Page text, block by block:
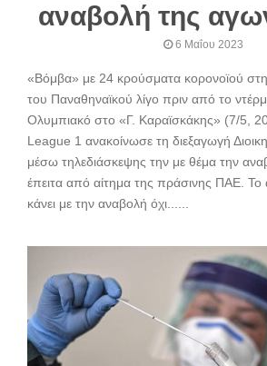
αναβολή της
6 Μαΐου 2023
«Βόμβα» με 24 κρούσματα κορονοϊού
του Παναθηναϊκού λίγο πριν από το
Ολυμπιακό στο «Γ. Καραϊσκάκης» (7/5,
League 1 ανακοίνωσε τη διεξαγωγή
μέσω τηλεδιάσκεψης την με θέμα την
έπειτα από αίτημα της πράσινης ΠΑΕ. Το
κάνει με την αναβολή όχι......